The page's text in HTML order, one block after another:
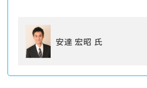
安達 宏昭 氏